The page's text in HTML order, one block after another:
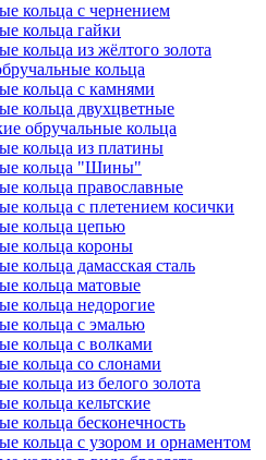
кольца с чернением
кольца гайки
кольца из жёлтого золота
кольца
кольца с камнями
кольца двухцветные
обручальные кольца
кольца из платины
кольца "Шины"
кольца православные
кольца с плетением косички
кольца цепью
кольца короны
кольца дамасская сталь
кольца матовые
кольца недорогие
кольца с эмалью
кольца с волками
кольца со слонами
кольца из белого золота
кольца кельтские
кольца бесконечность
кольца с узором и орнаментом